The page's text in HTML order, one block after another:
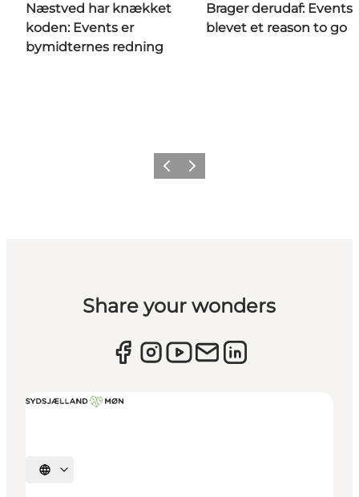
Næstved har knækket
koden: Events er
bymidternes redning
Brager derudaf: Events
blevet et reason to go
ForrigeNæste
Share your wonders
Vælg sprog